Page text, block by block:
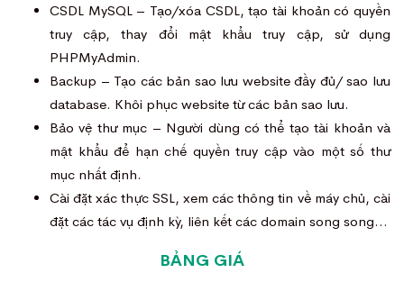
CSDL MySQL – Tạo/xóa CSDL, tạo tài khoản có quyền
truy cập, thay đổi mật khẩu truy cập, sử dụng
PHPMyAdmin.
Backup – Tạo các bản sao lưu website đầy đủ/ sao lưu
database. Khôi phục website từ các bản sao lưu.
Bảo vệ thư mục – Người dùng có thể tạo tài khoản và
mật khẩu để hạn chế quyền truy cập vào một số thư
mục nhất định.
Cài đặt xác thực SSL, xem các thông tin về máy chủ, cài
đặt các tác vụ định kỳ, liên kết các domain song song…
BẢNG GIÁ